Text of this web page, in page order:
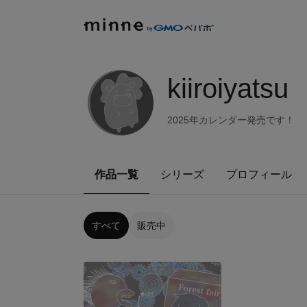
kiiroiyatsu
2025年カレンダー発売です！
作品一覧 シリーズ プロフィール
すべて 販売中